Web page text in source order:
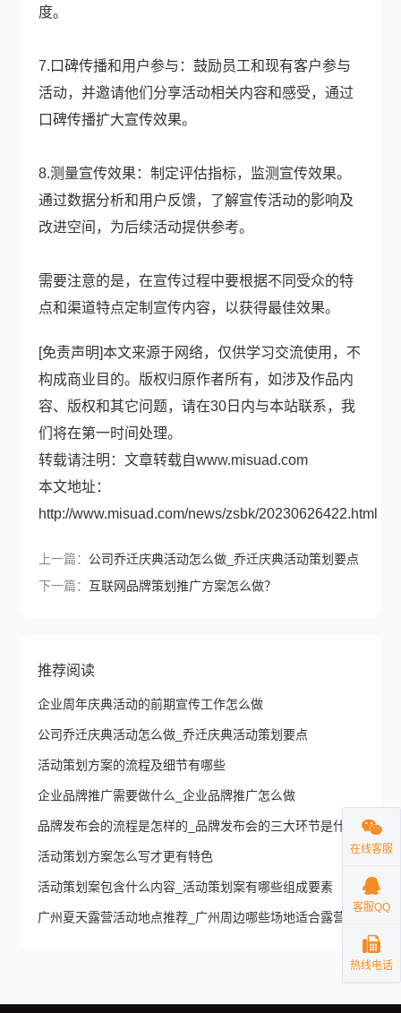
度。
7.口碑传播和用户参与：鼓励员工和现有客户参与
活动，并邀请他们分享活动相关内容和感受，通过
口碑传播扩大宣传效果。
8.测量宣传效果：制定评估指标，监测宣传效果。
通过数据分析和用户反馈，了解宣传活动的影响及
改进空间，为后续活动提供参考。
需要注意的是，在宣传过程中要根据不同受众的特
点和渠道特点定制宣传内容，以获得最佳效果。
[免责声明]本文来源于网络，仅供学习交流使用，不
构成商业目的。版权归原作者所有，如涉及作品内
容、版权和其它问题，请在30日内与本站联系，我
们将在第一时间处理。
转载请注明：文章转载自www.misuad.com
本文地址：
http://www.misuad.com/news/zsbk/20230626422.html
上一篇： 公司乔迁庆典活动怎么做_乔迁庆典活动策划要点
下一篇： 互联网品牌策划推广方案怎么做？
推荐阅读
企业周年庆典活动的前期宣传工作怎么做
公司乔迁庆典活动怎么做_乔迁庆典活动策划要点
活动策划方案的流程及细节有哪些
企业品牌推广需要做什么_企业品牌推广怎么做
品牌发布会的流程是怎样的_品牌发布会的三大环节是什么
活动策划方案怎么写才更有特色
活动策划案包含什么内容_活动策划案有哪些组成要素
广州夏天露营活动地点推荐_广州周边哪些场地适合露营
在线客服
客服QQ
热线电话